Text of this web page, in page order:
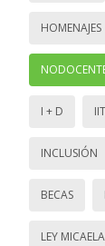
HOMENAJES
I + D
INCLUSIÓN
BECAS
LEY MICAELA